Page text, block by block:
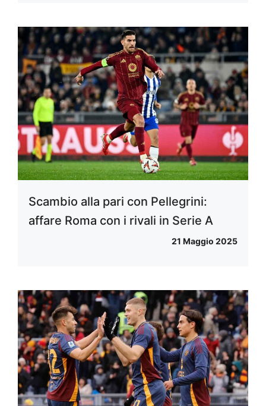
Scambio alla pari con Pellegrini:
affare Roma con i rivali in Serie A
21 Maggio 2025